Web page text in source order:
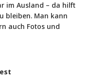
im Ausland – da hilft
bleiben. Man kann
auch Fotos und